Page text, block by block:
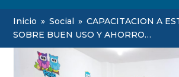
Inicio » Social » CAPACITACION A
SOBRE BUEN USO Y AHORRO…